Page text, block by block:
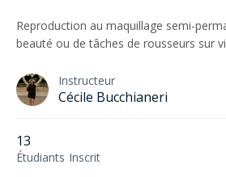
Reproduction au maquillage semi-
beauté ou de tâches de rousseurs sur
Instructeur
Cécile Bucchianeri
13
Étudiants Inscrit